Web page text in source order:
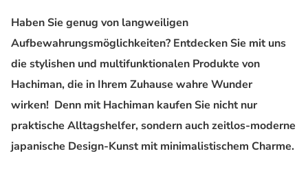
Haben Sie genug von langweiligen
Aufbewahrungsmöglichkeiten? Entdecken Sie mit uns
die stylishen und multifunktionalen Produkte von
Hachiman, die in Ihrem Zuhause wahre Wunder
wirken! Denn mit Hachiman kaufen Sie nicht nur
praktische Alltagshelfer, sondern auch zeitlos-moderne
japanische Design-Kunst mit minimalistischem Charme.